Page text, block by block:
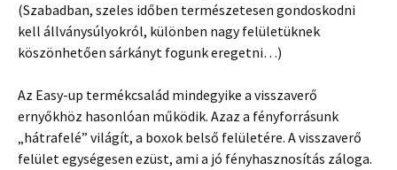
(Szabadban, szeles időben természetesen gondoskodni
kell állványsúlyokról, különben nagy felületüknek
köszönhetően sárkányt fogunk eregetni…)
Az Easy-up termékcsalád mindegyike a visszaverő
ernyőkhöz hasonlóan működik. Azaz a fényforrásunk
„hátrafelé” világít, a boxok belső felületére. A visszaverő
felület egységesen ezüst, ami a jó fényhasznosítás záloga.